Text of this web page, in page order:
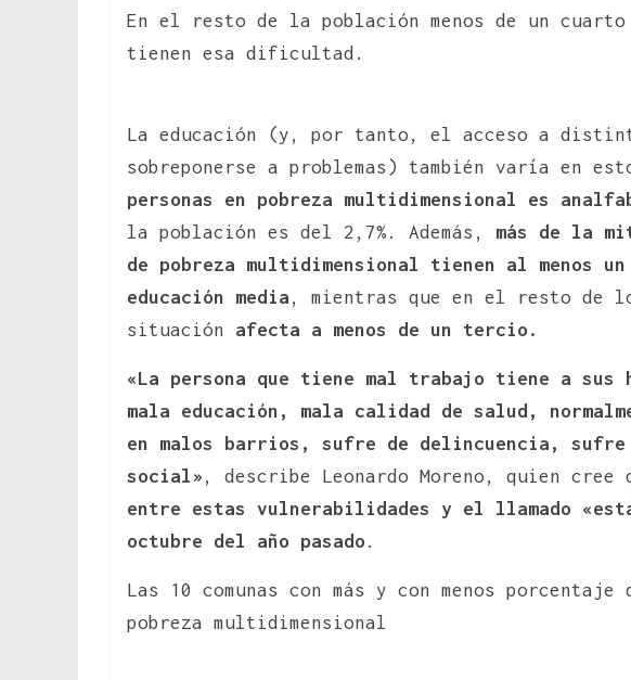
En el resto de la población menos de un cuarto
tienen esa dificultad.
La educación (y, por tanto, el acceso a
sobreponerse a problemas) también varía en
personas en pobreza multidimensional es
la población es del 2,7%. Además, más de la
de pobreza multidimensional tienen al menos
educación media , mientras que en el resto de
situación afecta a menos de un tercio.
«La persona que tiene mal trabajo tiene a
mala educación, mala calidad de salud,
en malos barrios, sufre de delincuencia, sufre
social» , describe Leonardo Moreno, quien cree
entre estas vulnerabilidades y el llamado
octubre del año pasado .
Las 10 comunas con más y con menos
pobreza multidimensional